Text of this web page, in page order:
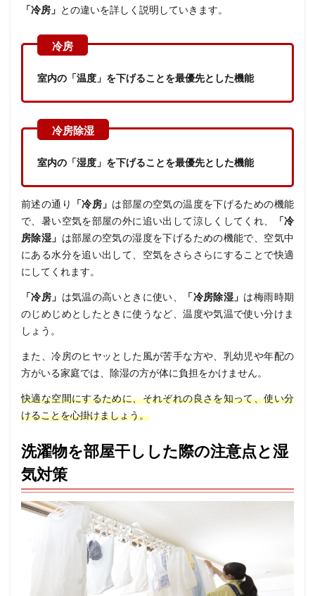
「冷房」 との違いを詳しく説明していきます。
室内の「温度」を下げることを最優先とした機能
室内の「湿度」を下げることを最優先とした機能
前述の通り 「冷房」 は部屋の空気の温度を下げるための機能
で、暑い空気を部屋の外に追い出して涼しくしてくれ、
「冷
房除湿」 は部屋の空気の湿度を下げるための機能で、空気中
にある水分を追い出して、空気をさらさらにすることで快適
にしてくれます。
「冷房」 は気温の高いときに使い、 「冷房除湿」 は梅雨時期
のじめじめとしたときに使うなど、温度や気温で使い分けま
しょう。
また、冷房のヒヤッとした風が苦手な方や、乳幼児や年配の
方がいる家庭では、除湿の方が体に負担をかけません。
快適な空間にするために、それぞれの良さを知って、使い分
けることを心掛けましょう。
洗濯物を部屋干しした際の注意点と湿
気対策